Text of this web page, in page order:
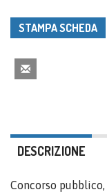
STAMPA SCHEDA
DESCRIZIONE
Concorso